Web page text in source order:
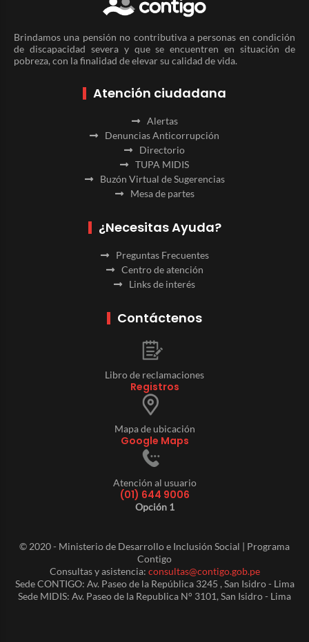
Brindamos una pensión no contributiva a personas en condición
de discapacidad severa y que se encuentren en situación de
pobreza, con la finalidad de elevar su calidad de vida.
Atención ciudadana
Alertas
Denuncias Anticorrupción
Directorio
TUPA MIDIS
Buzón Virtual de Sugerencias
Mesa de partes
¿Necesitas Ayuda?
Preguntas Frecuentes
Centro de atención
Links de interés
Contáctenos
Libro de reclamaciones
Registros
Mapa de ubicación
Google Maps
Atención al usuario
(01) 644 9006
Opción 1
© 2020 - Ministerio de Desarrollo e Inclusión Social | Programa
Contigo
Consultas y asistencia: consultas@contigo.gob.pe
Sede CONTIGO: Av. Paseo de la República 3245 , San Isidro - Lima
Sede MIDIS: Av. Paseo de la Republica N° 3101, San Isidro - Lima